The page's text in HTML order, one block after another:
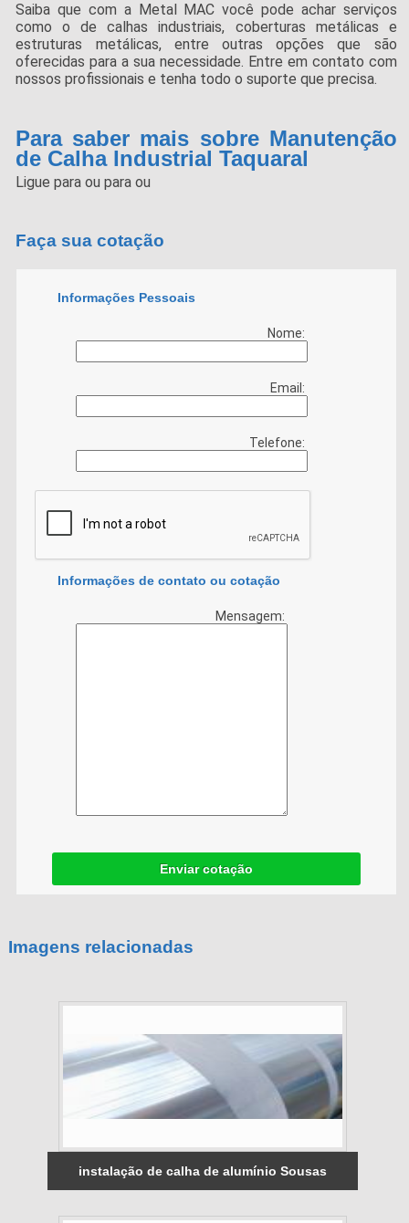
Saiba que com a Metal MAC você pode achar serviços
como o de calhas industriais, coberturas metálicas e
estruturas metálicas, entre outras opções que são
oferecidas para a sua necessidade. Entre em contato com
nossos profissionais e tenha todo o suporte que precisa.
Para saber mais sobre Manutenção
de Calha Industrial Taquaral
Ligue paraou paraou
Faça sua cotação
Informações Pessoais
Nome:
Email:
Telefone:
Informações de contato ou cotação
Mensagem:
Enviar cotação
Imagens relacionadas
instalação de calha de alumínio Sousas